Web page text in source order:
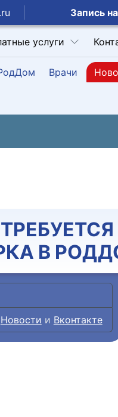
Запись
услуги
Врачи
В
Новости и Вконтакте